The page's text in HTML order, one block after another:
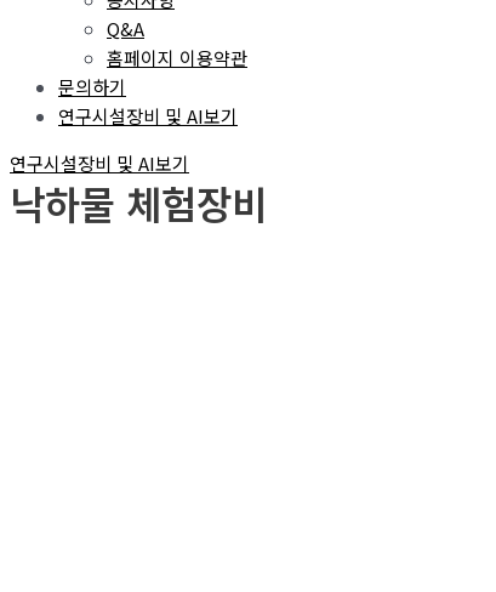
Q&A
홈페이지 이용약관
문의하기
연구시설장비 및 AI보기
연구시설장비 및 AI보기
낙하물 체험장비